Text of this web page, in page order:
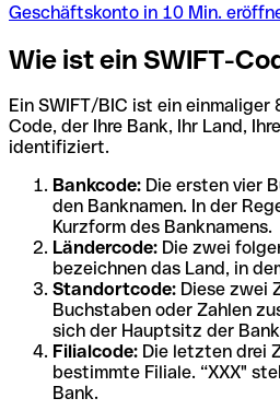
Geschäftskonto in 10 Min.
Wie ist ein SWIFT-
Ein SWIFT/BIC ist ein
Code, der Ihre Bank, Ihr Land,
identifiziert.
Bankcode: Die ersten vier
den Banknamen. In der
Kurzform des Banknamens.
Ländercode: Die zwei
bezeichnen das Land, in
Standortcode: Diese zwei
Buchstaben oder Zahlen
sich der Hauptsitz der
Filialcode: Die letzten drei
bestimmte Filiale. “XXX"
Bank.